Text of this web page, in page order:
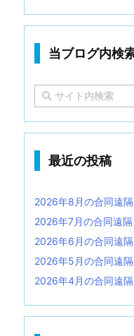
当ブログ内検
最近の投稿
2026年8月の合同遠隔
2026年7月の合同遠隔
2026年6月の合同遠隔
2026年5月の合同遠隔
2026年4月の合同遠隔